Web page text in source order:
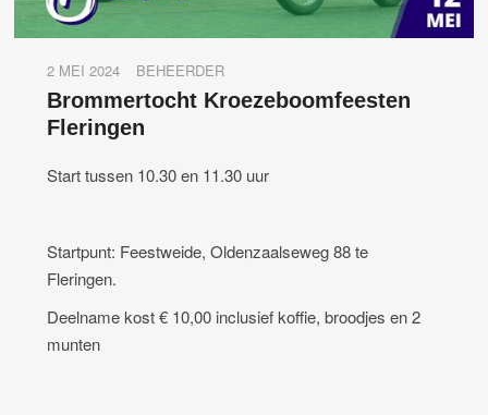
2 MEI 2024 BEHEERDER
Brommertocht Kroezeboomfeesten
Fleringen
Start tussen 10.30 en 11.30 uur
Startpunt: Feestweide, Oldenzaalseweg 88 te
Fleringen.
Deelname kost € 10,00 inclusief koffie, broodjes en 2
munten